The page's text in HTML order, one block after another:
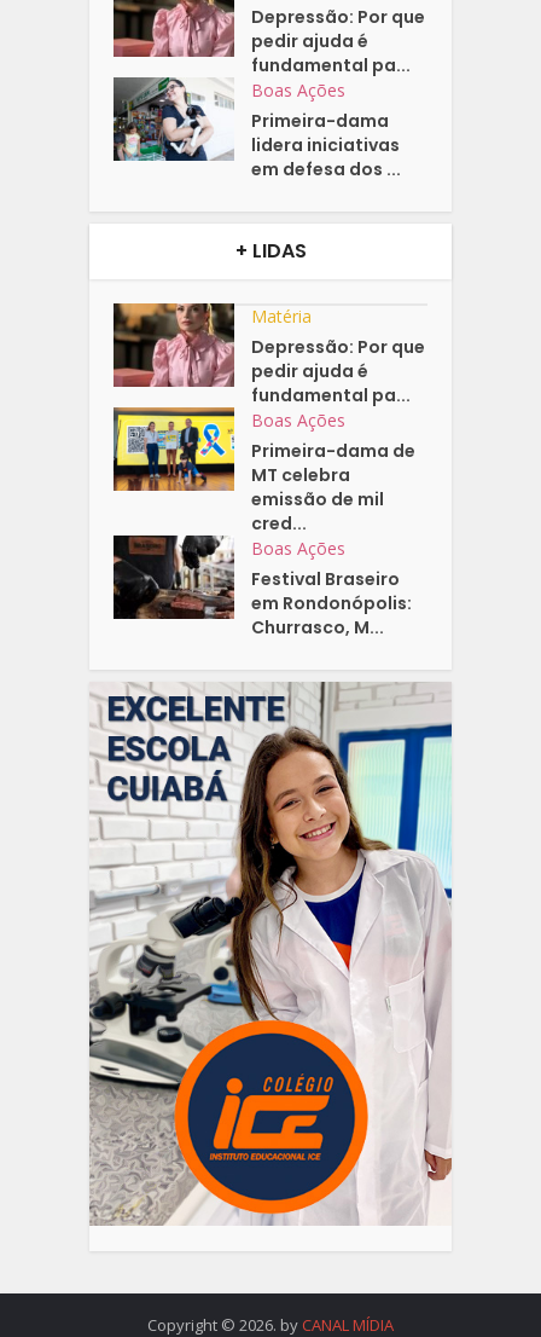
Depressão: Por que
pedir ajuda é
fundamental pa...
Boas Ações
Primeira-dama
lidera iniciativas
em defesa dos ...
+ LIDAS
Matéria
Depressão: Por que
pedir ajuda é
fundamental pa...
Boas Ações
Primeira-dama de
MT celebra
emissão de mil
cred...
Boas Ações
Festival Braseiro
em Rondonópolis:
Churrasco, M...
Copyright © 2026. by CANAL MÍDIA